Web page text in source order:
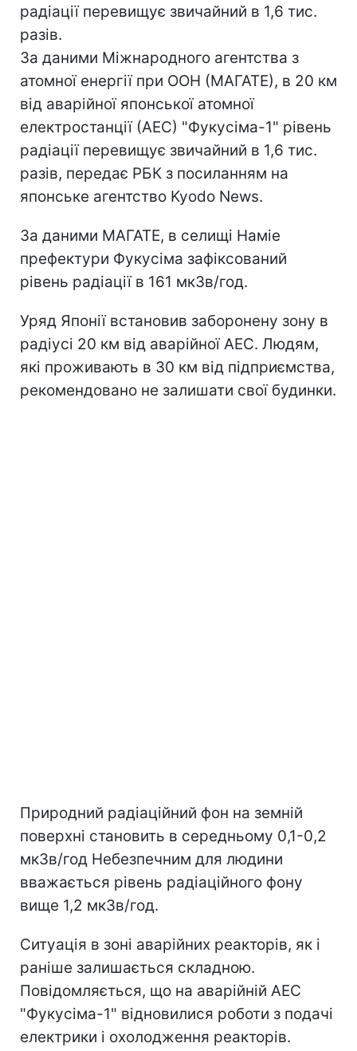
радіації перевищує звичайний в 1,6 тис.
разів.
За даними Міжнародного агентства з
атомної енергії при ООН (МАГАТЕ), в 20 км
від аварійної японської атомної
електростанції (АЕС) "Фукусіма-1" рівень
радіації перевищує звичайний в 1,6 тис.
разів, передає РБК з посиланням на
японське агентство Kyodo News.
За даними МАГАТЕ, в селищі Наміе
префектури Фукусіма зафіксований
рівень радіації в 161 мкЗв/год.
Уряд Японії встановив заборонену зону в
радіусі 20 км від аварійної АЕС. Людям,
які проживають в 30 км від підприємства,
рекомендовано не залишати свої будинки.
Природний радіаційний фон на земній
поверхні становить в середньому 0,1-0,2
мкЗв/год Небезпечним для людини
вважається рівень радіаційного фону
вище 1,2 мкЗв/год.
Ситуація в зоні аварійних реакторів, як і
раніше залишається складною.
Повідомляється, що на аварійній АЕС
"Фукусіма-1" відновилися роботи з подачі
електрики і охолодження реакторів.